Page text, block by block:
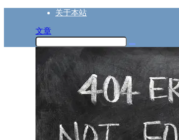
关于本站
文章